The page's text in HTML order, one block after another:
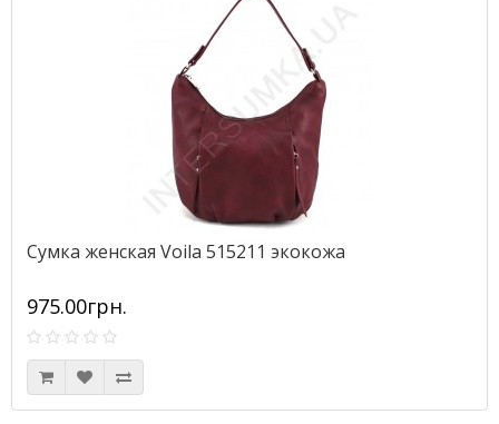
Сумка женская Voila 515211 экокожа
975.00грн.